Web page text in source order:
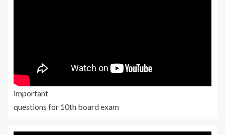
important
questions for 10th board exam